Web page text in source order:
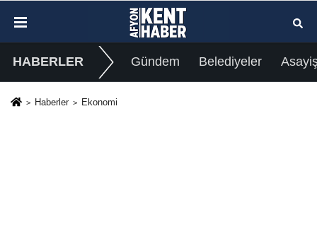
HABERLER Gündem Belediyeler
Haberler Ekonomi